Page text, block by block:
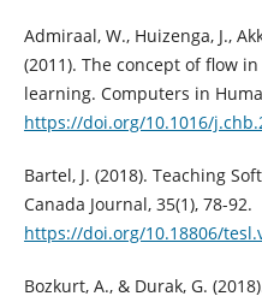
Admiraal, W., Huizenga, J.,
(2011). The concept of flow
learning. Computers in
https://doi.org/10.1016/
Bartel, J. (2018). Teaching
Canada Journal, 35(1), 78-92.
https://doi.org/10.18806/
Bozkurt, A., & Durak, G.